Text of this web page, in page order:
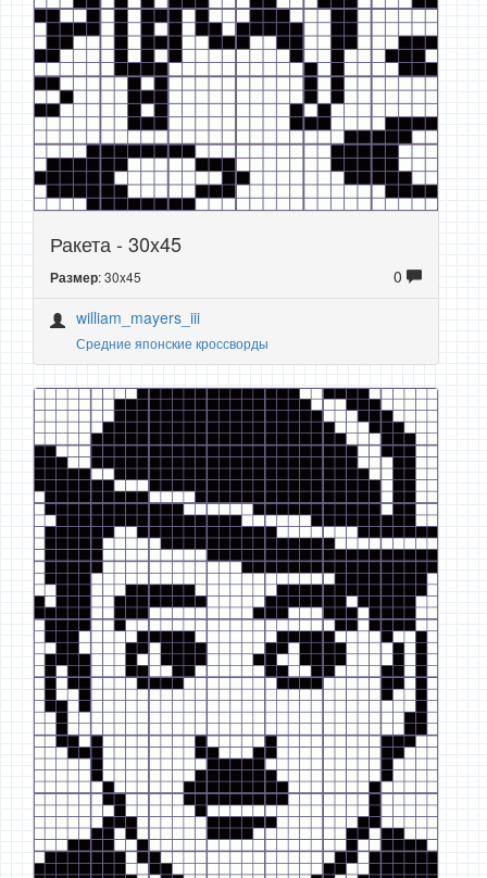
Ракета - 30x45
Размер: 30x45
0
william_mayers_iii
Средние японские кроссворды